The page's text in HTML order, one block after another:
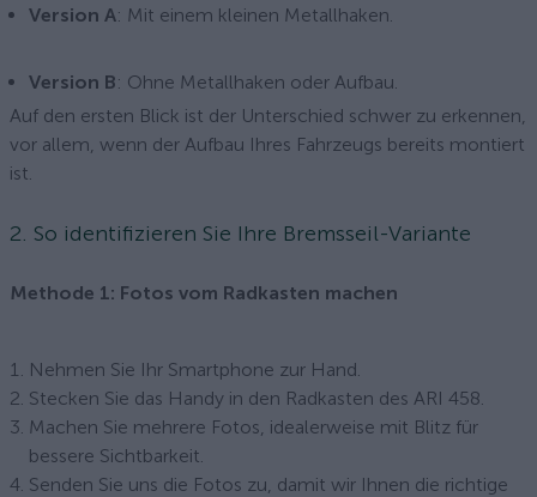
Version A: Mit einem kleinen Metallhaken.
Version B: Ohne Metallhaken oder Aufbau.
Auf den ersten Blick ist der Unterschied schwer zu erkennen,
vor allem, wenn der Aufbau Ihres Fahrzeugs bereits montiert
ist.
2. So identifizieren Sie Ihre Bremsseil-Variante
Methode 1: Fotos vom Radkasten machen
Nehmen Sie Ihr Smartphone zur Hand.
Stecken Sie das Handy in den Radkasten des ARI 458.
Machen Sie mehrere Fotos, idealerweise mit Blitz für
bessere Sichtbarkeit.
Senden Sie uns die Fotos zu, damit wir Ihnen die richtige